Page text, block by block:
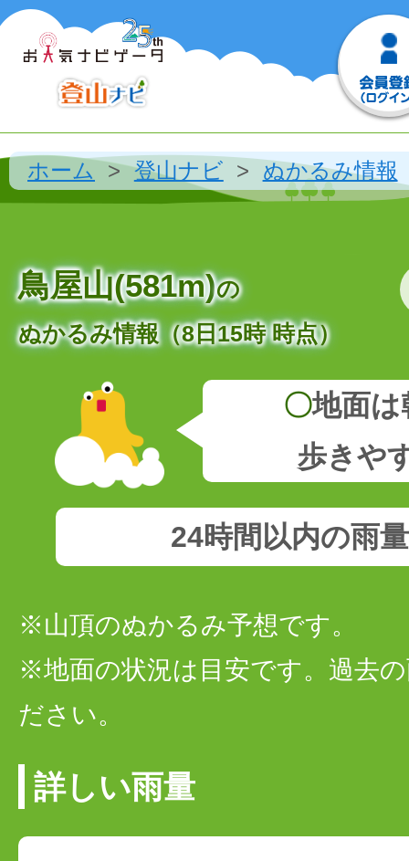
ホーム 登山ナビ ぬかるみ情報
鳥屋山(581m)の
ぬかるみ情報（8日15時 時点）
〇地面
歩きや
24時間以内の雨
※山頂のぬかるみ予想です。
※地面の状況は目安です。過去
ださい。
詳しい雨量